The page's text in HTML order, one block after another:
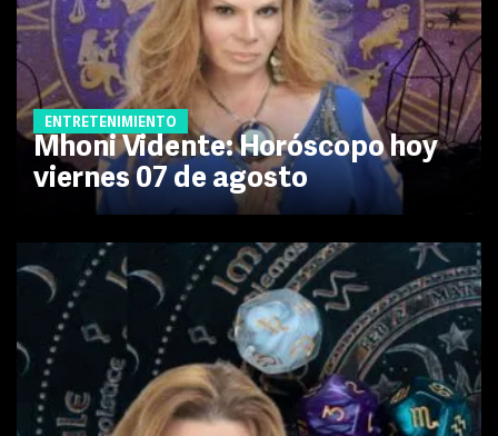
ENTRETENIMIENTO
Mhoni Vidente: Horóscopo hoy
viernes 07 de agosto